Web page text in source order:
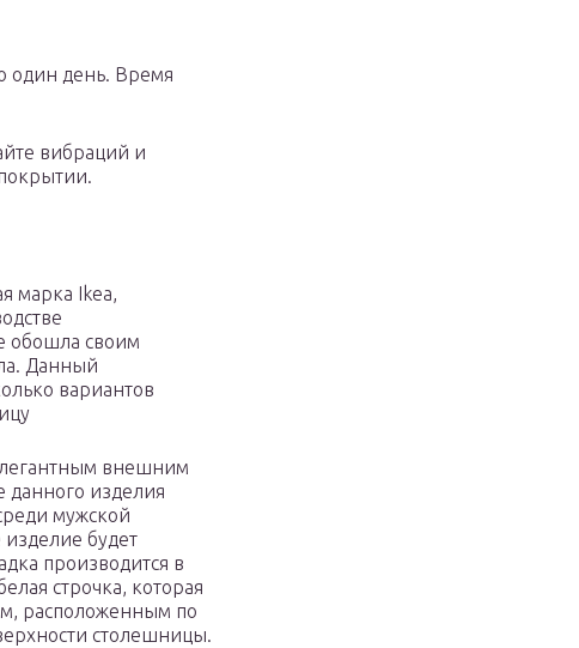
один день. Время
вибраций и
марка Ikea,
обошла своим
Данный
вариантов
внешним
изделия
мужской
будет
производится в
строчка, которая
расположенным по
столешницы.